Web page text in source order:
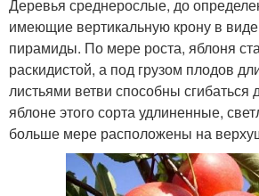
Деревья среднерослые, до
имеющие вертикальную крону в
пирамиды. По мере роста, яблоня
раскидистой, а под грузом плодов
листьями ветви способны сгибаться
яблоне этого сорта удлиненные,
больше мере расположены на